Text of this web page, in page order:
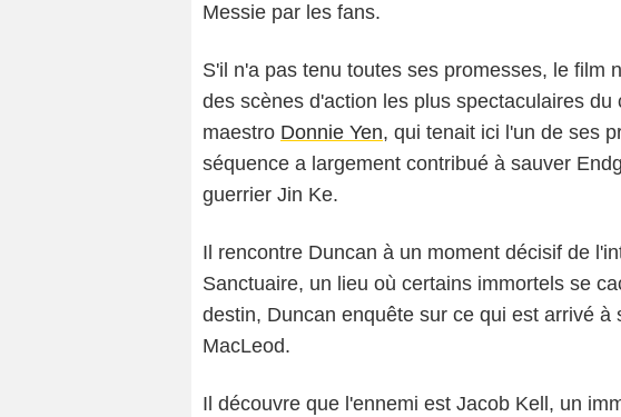
Messie par les fans.
S'il n'a pas tenu toutes ses promesses, le film
des scènes d'action les plus spectaculaires
maestro Donnie Yen, qui tenait ici l'un de ses
séquence a largement contribué à sauver
guerrier Jin Ke.
Il rencontre Duncan à un moment décisif de
Sanctuaire, un lieu où certains immortels se
destin, Duncan enquête sur ce qui est arrivé à
MacLeod.
Il découvre que l'ennemi est Jacob Kell, un